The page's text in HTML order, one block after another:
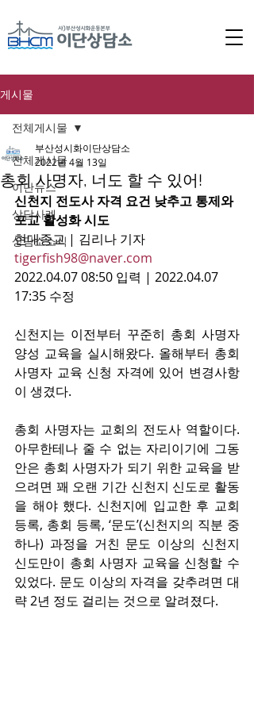
게시물
전체게시물
이단뉴스
상담사례
상담소소식
전체게시물
총회 사명자, 너도 할 수 있어!
부산성시화이단상담소
2022년 4월 13일
신천지 전도사 자격 요건 낮추고 통제와
포교 활성화 시도
현대종교 | 김리나 기자
tigerfish98@naver.com
2022.04.07 08:50 입력 | 2022.04.07
17:35 수정
신천지는 이전부터 꾸준히 총회 사명자
양성 교육을 실시해왔다. 올해부터 총회
사명자 교육 신청 자격에 있어 변경사항
이 생겼다.
총회 사명자는 교회의 전도사 역할이다.
아무한테나 줄 수 없는 자리이기에 그동
안은 총회 사명자가 되기 위한 교육을 받
으려면 꽤 오랜 기간 신천지 신도로 활동
을 해야 했다. 신천지에 입교한 후 교회
등록, 총회 등록, ‘문도’(신천지의 직분 중
하나) 과정을 거친 문도 이상의 신천지
신도만이 총회 사명자 교육을 신청할 수
있었다. 문도 이상의 자격을 갖추려면 대
략 2년 정도 걸리는 것으로 알려졌다.